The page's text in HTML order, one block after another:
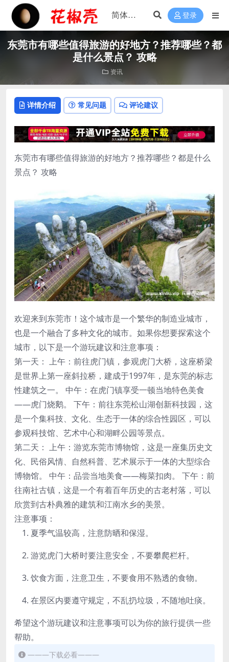
登录
东莞市有哪些值得旅游的好地方？推荐哪些？都
是什么景点？ 攻略
资讯
详情介绍 常见问题 评论建议
东莞市有哪些值得旅游的好地方？推荐哪些？都是什么
景点？ 攻略
欢迎来到东莞市！这个城市是一个繁华的制造业城市，
也是一个融合了多种文化的城市。如果你想要探索这个
城市，以下是一个游玩建议和注意事项：
第一天： 上午：前往虎门镇，参观虎门大桥，这座桥梁
是世界上第一座斜拉桥，建成于1997年，是东莞的标志
性建筑之一。 中午：在虎门镇享受一顿当地特色美食
——虎门烧鹅。 下午：前往东莞松山湖创新科技园，这
是一个集科技、文化、生态于一体的综合性园区，可以
参观科技馆、艺术中心和湖畔公园等景点。
第二天： 上午：游览东莞市博物馆，这是一座集历史文
化、民俗风情、自然科普、艺术展示于一体的大型综合
博物馆。 中午：品尝当地美食——梅菜扣肉。 下午：前
往南社古镇，这是一个有着百年历史的古老村落，可以
欣赏到古朴典雅的建筑和江南水乡的美景。
注意事项：
夏季气温较高，注意防晒和保湿。
游览虎门大桥时要注意安全，不要攀爬栏杆。
饮食方面，注意卫生，不要食用不熟透的食物。
在景区内要遵守规定，不乱扔垃圾，不随地吐痰。
希望这个游玩建议和注意事项可以为你的旅行提供一些
帮助。
———下载必看———